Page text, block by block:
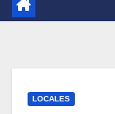
LOCALES